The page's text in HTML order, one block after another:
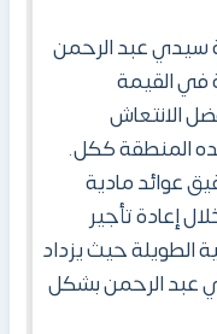
عبد الرحمن
في القيمة
الانتعاش
المنطقة ككل.
عوائد مادية
إعادة تأجير
الطويلة حيث يزداد
عبد الرحمن بشكل